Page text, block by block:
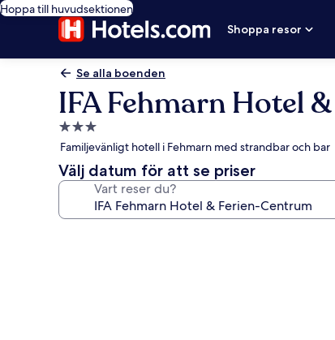
Hoppa till huvudsektionen
Shoppa resor
Se alla boenden
IFA Fehmarn Hotel
3.0-
stjärnigt
boende
Familjevänligt hotell i Fehmarn med strandbar och bar
Välj datum för att se priser
Vart reser du?